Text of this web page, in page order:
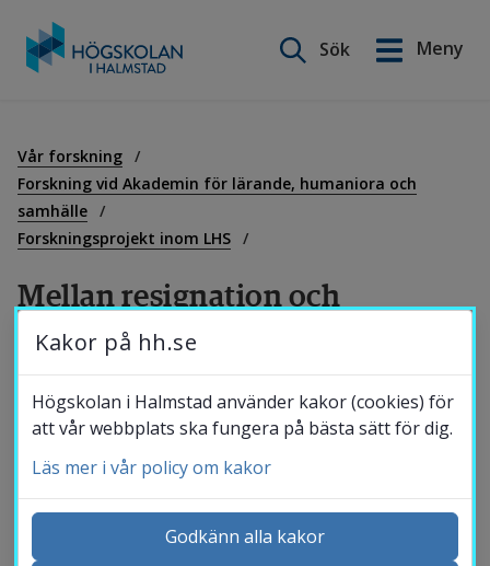
innehåll
Sök
Meny
Vår forskning
Forskning vid Akademin för lärande, humaniora och
samhälle
Forskningsprojekt inom LHS
Mellan resignation och
framtidstro – en studie om
förorten och ungas lärande i och
utanför skolan
Forskningsprogrammet ”Mellan resignation
och framtidstro” har som över­gripande syfte
att generera kunskaper om förutsättningar
English
Utbildning
Forskning
Samverkan
Om Högskolan
Bibliotek
Kakor på hh.se
Högskolan i Halmstad använder kakor (cookies) för
att vår webbplats ska fungera på bästa sätt för dig.
Läs mer i vår policy om kakor
Godkänn alla kakor